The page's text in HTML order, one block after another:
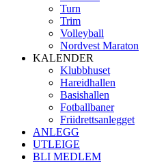
Turn
Trim
Volleyball
Nordvest Maraton
KALENDER
Klubbhuset
Hareidhallen
Basishallen
Fotballbaner
Friidrettsanlegget
ANLEGG
UTLEIGE
BLI MEDLEM